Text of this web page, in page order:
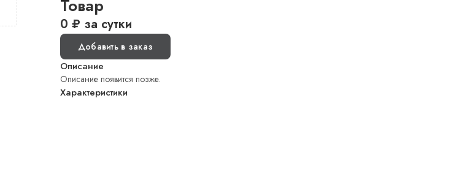
Товар
0 ₽ за сутки
Добавить в заказ
Описание
Описание появится позже.
Характеристики